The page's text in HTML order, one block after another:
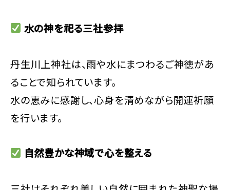
水の神を祀る三社参拝
丹生川上神社は、雨や水にまつわるご神徳があ
ることで知られています。
水の恵みに感謝し、心身を清めながら開運祈願
を行います。
自然豊かな神域で心を整える